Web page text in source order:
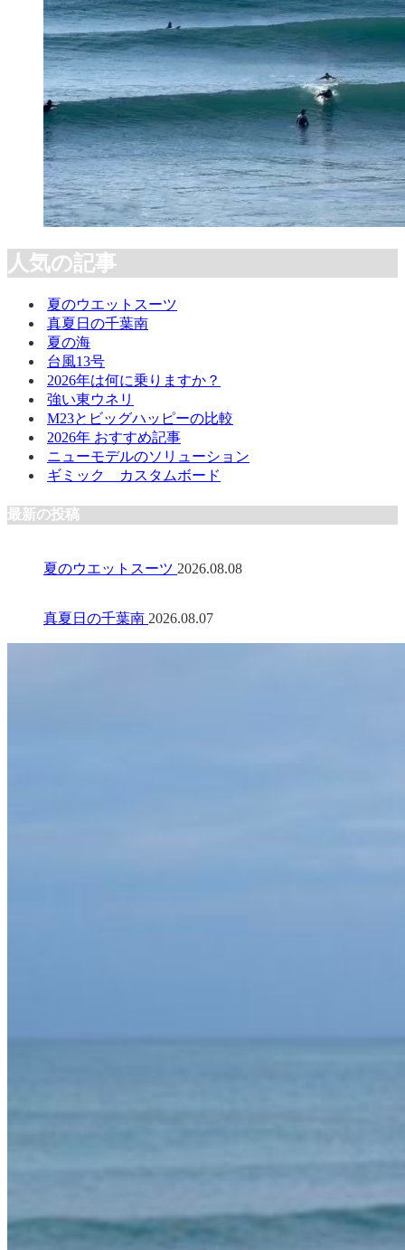
人気の記事
夏のウエットスーツ
真夏日の千葉南
夏の海
台風13号
2026年は何に乗りますか？
強い東ウネリ
M23とビッグハッピーの比較
2026年 おすすめ記事
ニューモデルのソリューション
ギミック カスタムボード
最新の投稿
夏のウエットスーツ 2026.08.08
真夏日の千葉南 2026.08.07